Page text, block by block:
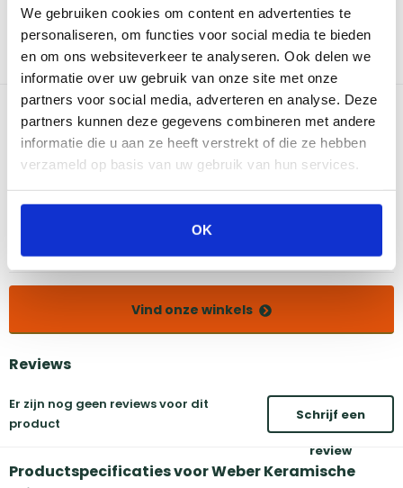
We gebruiken cookies om content en advertenties te
personaliseren, om functies voor social media te bieden
en om ons websiteverkeer te analyseren. Ook delen we
informatie over uw gebruik van onze site met onze
partners voor social media, adverteren en analyse. Deze
partners kunnen deze gegevens combineren met andere
informatie die u aan ze heeft verstrekt of die ze hebben
verzameld op basis van uw gebruik van hun services.
OK
Deze keramische grillpan is perfect voor het grillen en serveren
van bijvoorbeeld vis, vlees, groenten en kleinere gerechten die
anders door het rooster zouden vallen. De geribbelde bodem
geeft mooie grillstrepen aan vlees.
Bekijk dit product in onze winkels
Amsterdam
Breda
Duiven
Eindhoven
Groningen
Vind onze winkels
Reviews
Er zijn nog geen reviews voor dit
product
Schrijf een
review
Productspecificaties voor Weber Keramische